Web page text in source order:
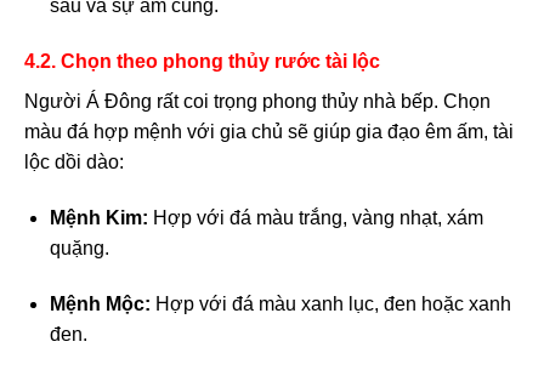
sâu và sự ấm cúng.
4.2. Chọn theo phong thủy rước tài lộc
Người Á Đông rất coi trọng phong thủy nhà bếp. Chọn
màu đá hợp mệnh với gia chủ sẽ giúp gia đạo êm ấm, tài
lộc dồi dào:
Mệnh Kim: Hợp với đá màu trắng, vàng nhạt, xám
quặng.
Mệnh Mộc: Hợp với đá màu xanh lục, đen hoặc xanh
đen.